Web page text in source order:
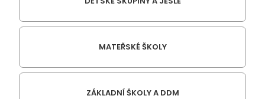
MATEŘSKÉ ŠKOLY
ZÁKLADNÍ ŠKOLY A DDM